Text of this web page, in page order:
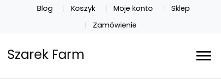
Blog Koszyk Moje konto
Sklep
Zamówienie
Szarek Farm